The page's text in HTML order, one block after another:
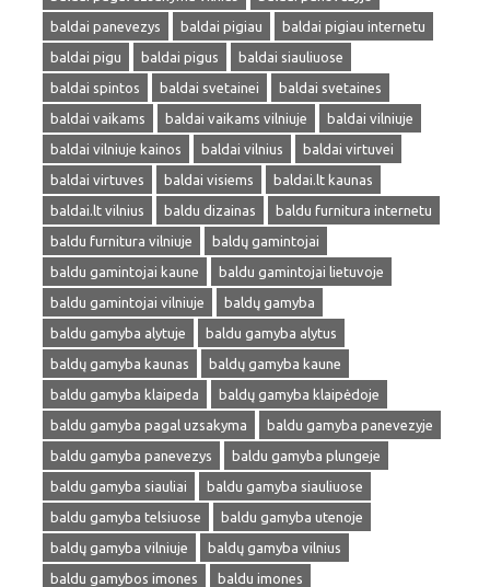
baldai panevezys
baldai pigiau
baldai pigiau internetu
baldai pigu
baldai pigus
baldai siauliuose
baldai spintos
baldai svetainei
baldai svetaines
baldai vaikams
baldai vaikams vilniuje
baldai vilniuje
baldai vilniuje kainos
baldai vilnius
baldai virtuvei
baldai virtuves
baldai visiems
baldai.lt kaunas
baldai.lt vilnius
baldu dizainas
baldu furnitura internetu
baldu furnitura vilniuje
baldų gamintojai
baldu gamintojai kaune
baldu gamintojai lietuvoje
baldu gamintojai vilniuje
baldų gamyba
baldu gamyba alytuje
baldu gamyba alytus
baldų gamyba kaunas
baldų gamyba kaune
baldu gamyba klaipeda
baldų gamyba klaipėdoje
baldu gamyba pagal uzsakyma
baldu gamyba panevezyje
baldu gamyba panevezys
baldu gamyba plungeje
baldu gamyba siauliai
baldu gamyba siauliuose
baldu gamyba telsiuose
baldu gamyba utenoje
baldų gamyba vilniuje
baldų gamyba vilnius
baldu gamybos imones
baldu imones